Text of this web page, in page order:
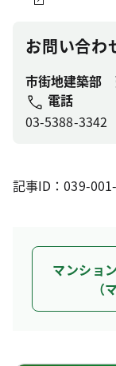
お問い合わ
市街地建築部
電話
03-5388-3342
記事ID：039-
マンショ
（